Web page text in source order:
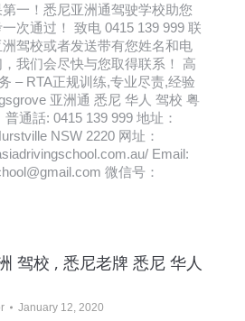
一！悉尼亚洲通驾驶学校助您
次通过！ 致电 0415 139 999 联
驾校或者发送带有您姓名和电
我们会尽快与您取得联系！ 高
– RTA正规训练,专业尽责,经验
亚洲通 悉尼 华人 驾校 粤
通話: 0415 139 999 地址：
NSW 2220 网址：
Email:
微信号：
驾校 , 悉尼老牌 悉尼 华人
January 12, 2020